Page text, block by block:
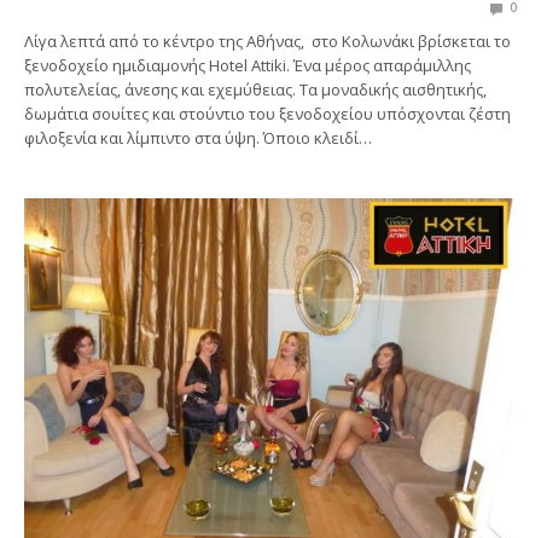
0
Λίγα λεπτά από το κέντρο της Αθήνας, στο Κολωνάκι βρίσκεται το
ξενοδοχείο ημιδιαμονής Hotel Attiki. Ένα μέρος απαράμιλλης
πολυτελείας, άνεσης και εχεμύθειας. Τα μοναδικής αισθητικής,
δωμάτια σουίτες και στούντιο του ξενοδοχείου υπόσχονται ζέστη
φιλοξενία και λίμπιντο στα ύψη. Όποιο κλειδί…